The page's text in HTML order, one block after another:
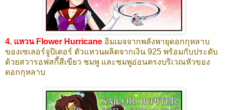
4. แหวน Flower Hurricane อิมเมจจากพลังพายุดอกกุหลาบ
ของเซเลอร์จูปิเตอร์ ตัวแหวนผลิตจากเงิน 925 พร้อมกับประดับ
ด้วยสวารอฟสกี้สีเขียว ชมพู และชมพูอ่อนตรงบริเวณหัวของ
ดอกกุหลาบ